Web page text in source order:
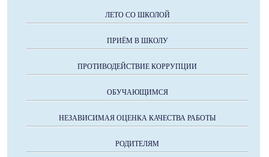
ЛЕТО СО ШКОЛОЙ
ПРИЁМ В ШКОЛУ
ПРОТИВОДЕЙСТВИЕ КОРРУПЦИИ
ОБУЧАЮЩИМСЯ
НЕЗАВИСИМАЯ ОЦЕНКА КАЧЕСТВА РАБОТЫ
РОДИТЕЛЯМ